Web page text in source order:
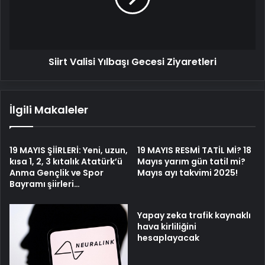
Siirt Valisi Yılbaşı Gecesi Ziyaretleri
İlgili Makaleler
19 MAYIS ŞİİRLERİ: Yeni, uzun,
kısa 1, 2, 3 kıtalık Atatürk’ü
Anma Gençlik ve Spor
Bayramı şiirleri…
19 MAYIS RESMİ TATİL Mİ? 18
Mayıs yarım gün tatil mi?
Mayıs ayı takvimi 2025!
Yapay zeka trafik kaynaklı
hava kirliliğini
hesaplayacak